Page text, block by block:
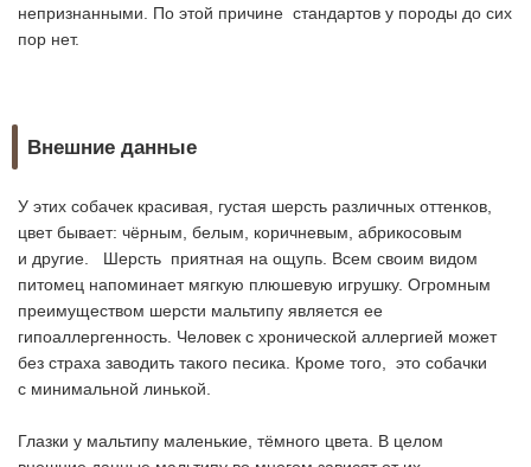
непризнанными. По этой причине стандартов у породы до сих
пор нет.
Внешние данные
У этих собачек красивая, густая шерсть различных оттенков,
цвет бывает: чёрным, белым, коричневым, абрикосовым
и другие. Шерсть приятная на ощупь. Всем своим видом
питомец напоминает мягкую плюшевую игрушку. Огромным
преимуществом шерсти мальтипу является ее
гипоаллергенность. Человек с хронической аллергией может
без страха заводить такого песика. Кроме того, это собачки
с минимальной линькой.
Глазки у мальтипу маленькие, тёмного цвета. В целом